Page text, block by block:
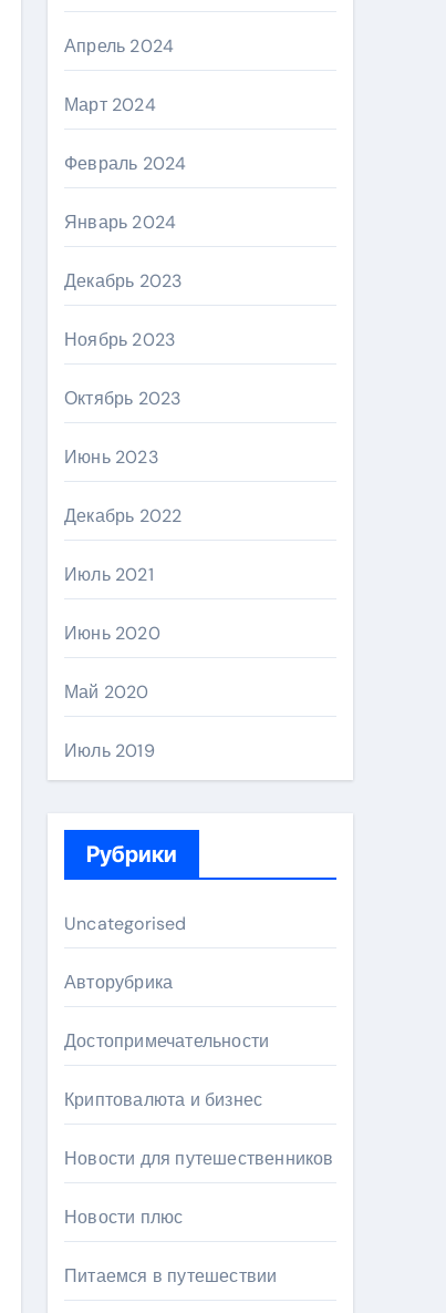
Апрель 2024
Март 2024
Февраль 2024
Январь 2024
Декабрь 2023
Ноябрь 2023
Октябрь 2023
Июнь 2023
Декабрь 2022
Июль 2021
Июнь 2020
Май 2020
Июль 2019
Рубрики
Uncategorised
Авторубрика
Достопримечательности
Криптовалюта и бизнес
Новости для путешественников
Новости плюс
Питаемся в путешествии